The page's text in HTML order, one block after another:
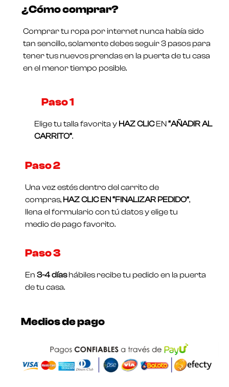
en
0
0
de
5
¿Cómo comprar?
Comprar tu ropa por internet nunca había sido
tan sencillo, solamente debes seguir 3 pasos para
tener tus nuevos prendas en la puerta de tu casa
en el menor tiempo posible.
Paso 1​
Elige tu talla favorita y HAZ CLICEN “AÑADIR AL
CARRITO”.
Paso 2
Una vez estés dentro del carrito de
compras, HAZ CLIC EN “FINALIZAR PEDIDO”,
llena el formulario con tú datos y elige tu
medio de pago favorito.
Paso 3
En3-4 díashábiles recibe tu pedido en la puerta
de tu casa.
Medios de pago